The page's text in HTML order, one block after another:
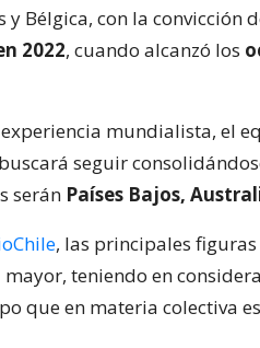
y Bélgica, con la convicción
2022, cuando alcanzó los
mundialista, el
buscará seguir
serán Países Bajos,
, las principales
teniendo en
que en materia colectiva